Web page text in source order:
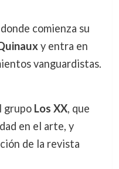
comienza su
y entra en
vanguardistas.
grupo Los XX, que
en el arte, y
de la revista